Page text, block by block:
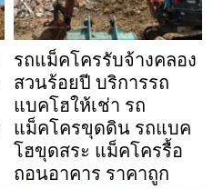
รถแม็คโครรับจ้างคลอง
สวนร้อยปี บริการรถ
แบคโฮให้เช่า รถ
แม็คโครขุดดิน รถแบค
โฮขุดสระ แม็คโครรื้อ
ถอนอาคาร ราคาถูก